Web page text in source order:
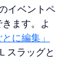
イベントペ
ます。よ
に編集」
スラッグと